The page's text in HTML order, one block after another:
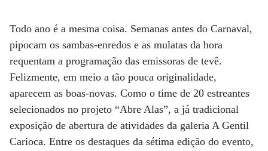
Todo ano é a mesma coisa. Semanas antes do Carnaval,
pipocam os sambas-enredos e as mulatas da hora
requentam a programação das emissoras de tevê.
Felizmente, em meio a tão pouca originalidade,
aparecem as boas-novas. Como o time de 20 estreantes
selecionados no projeto “Abre Alas”, a já tradicional
exposição de abertura de atividades da galeria A Gentil
Carioca. Entre os destaques da sétima edição do evento,